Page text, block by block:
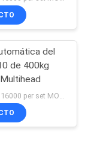
17
del
de 400kg